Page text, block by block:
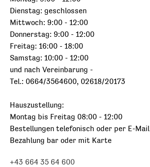
Dienstag: geschlossen
Mittwoch: 9:00 - 12:00
Donnerstag: 9:00 - 12:00
Freitag: 16:00 - 18:00
Samstag: 10:00 - 12:00
und nach Vereinbarung -
Tel.: 0664/3564600, 02618/20173
Hauszustellung:
Montag bis Freitag 08:00 - 12:00
Bestellungen telefonisch oder per E-Mail
Bezahlung bar oder mit Karte
+43 664 35 64 600